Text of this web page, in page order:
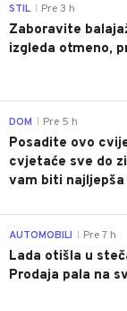
STIL Pre 3 h
Zaboravite
izgleda otmeno,
DOM Pre 5 h
Posadite ovo
cvjetaće sve do
vam biti
AUTOMOBILI Pre 7 h
Lada otišla u
Prodaja pala na